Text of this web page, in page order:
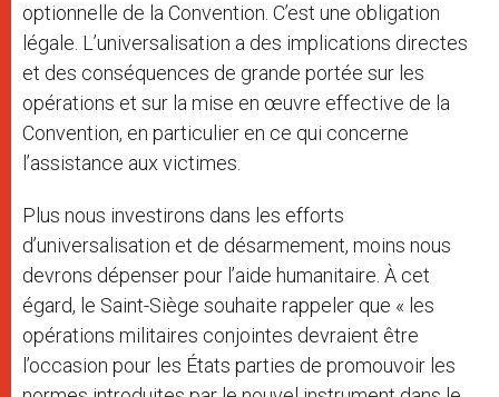
optionnelle de la Convention. C’est une obligation
légale. L’universalisation a des implications directes
et des conséquences de grande portée sur les
opérations et sur la mise en œuvre effective de la
Convention, en particulier en ce qui concerne
l’assistance aux victimes.
Plus nous investirons dans les efforts
d’universalisation et de désarmement, moins nous
devrons dépenser pour l’aide humanitaire. À cet
égard, le Saint-Siège souhaite rappeler que « les
opérations militaires conjointes devraient être
l’occasion pour les États parties de promouvoir les